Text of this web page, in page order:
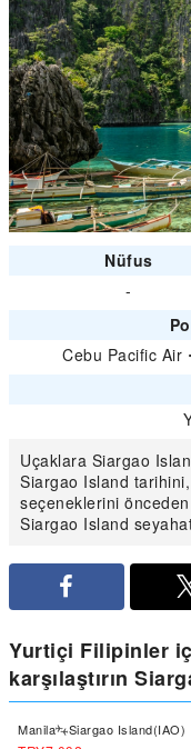
Nüfus
-
Cebu Pacific Air ・
Uçaklara Siargao
Siargao Island
seçeneklerini
Siargao Island
Yurtiçi Filipinler
karşılaştırın
Manila Siargao Island(IAO)